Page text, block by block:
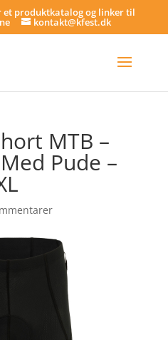
et produktkatalog og linker til
kontakt@kfest.dk
MTB –
Pude –